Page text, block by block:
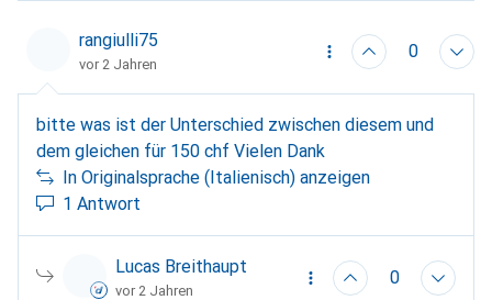
rangiulli75
vor 2 Jahren
0
bitte was ist der Unterschied zwischen diesem und
dem gleichen für 150 chf Vielen Dank
In Originalsprache (Italienisch) anzeigen
1 Antwort
Lucas Breithaupt
vor 2 Jahren
0